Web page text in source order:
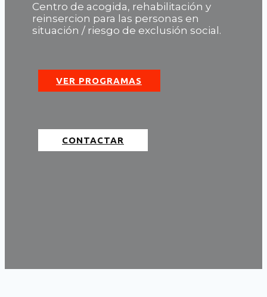
Centro de acogida, rehabilitación y
reinsercion para las personas en
situación / riesgo de exclusión social.
VER PROGRAMAS
CONTACTAR